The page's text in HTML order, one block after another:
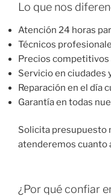
Lo que nos
Atención 24 horas
Técnicos
Precios
Servicio en ciudades
Reparación en el día
Garantía en todas
Solicita presupuesto
atenderemos cuanto
¿Por qué confiar